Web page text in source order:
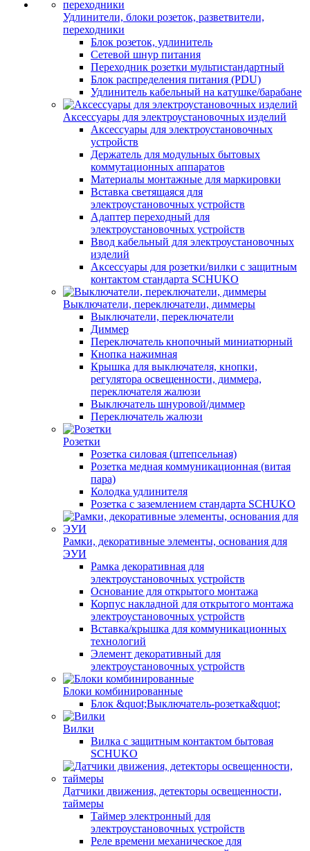
Удлинители, блоки розеток, разветвители,
переходники
Блок розеток, удлинитель
Сетевой шнур питания
Переходник розетки мультистандартный
Блок распределения питания (PDU)
Удлинитель кабельный на катушке/барабане
Аксессуары для электроустановочных изделий
Аксессуары для электроустановочных
устройств
Держатель для модульных бытовых
коммутационных аппаратов
Материалы монтажные для маркировки
Вставка светящаяся для
электроустановочных устройств
Адаптер переходный для
электроустановочных устройств
Ввод кабельный для электроустановочных
изделий
Аксессуары для розетки/вилки с защитным
контактом стандарта SCHUKO
Выключатели, переключатели, диммеры
Выключатели, переключатели
Диммер
Переключатель кнопочный миниатюрный
Кнопка нажимная
Крышка для выключателя, кнопки,
регулятора освещенности, диммера,
переключателя жалюзи
Выключатель шнуровой/диммер
Переключатель жалюзи
Розетки
Розетка силовая (штепсельная)
Розетка медная коммуникационная (витая
пара)
Колодка удлинителя
Розетка с заземлением стандарта SCHUKO
Рамки, декоративные элементы, основания для
ЭУИ
Рамка декоративная для
электроустановочных устройств
Основание для открытого монтажа
Корпус накладной для открытого монтажа
электроустановочных устройств
Вставка/крышка для коммуникационных
технологий
Элемент декоративный для
электроустановочных устройств
Блоки комбинированные
Блок &quot;Выключатель-розетка&quot;
Вилки
Вилка с защитным контактом бытовая
SCHUKO
Датчики движения, детекторы освещенности,
таймеры
Таймер электронный для
электроустановочных устройств
Реле времени механическое для